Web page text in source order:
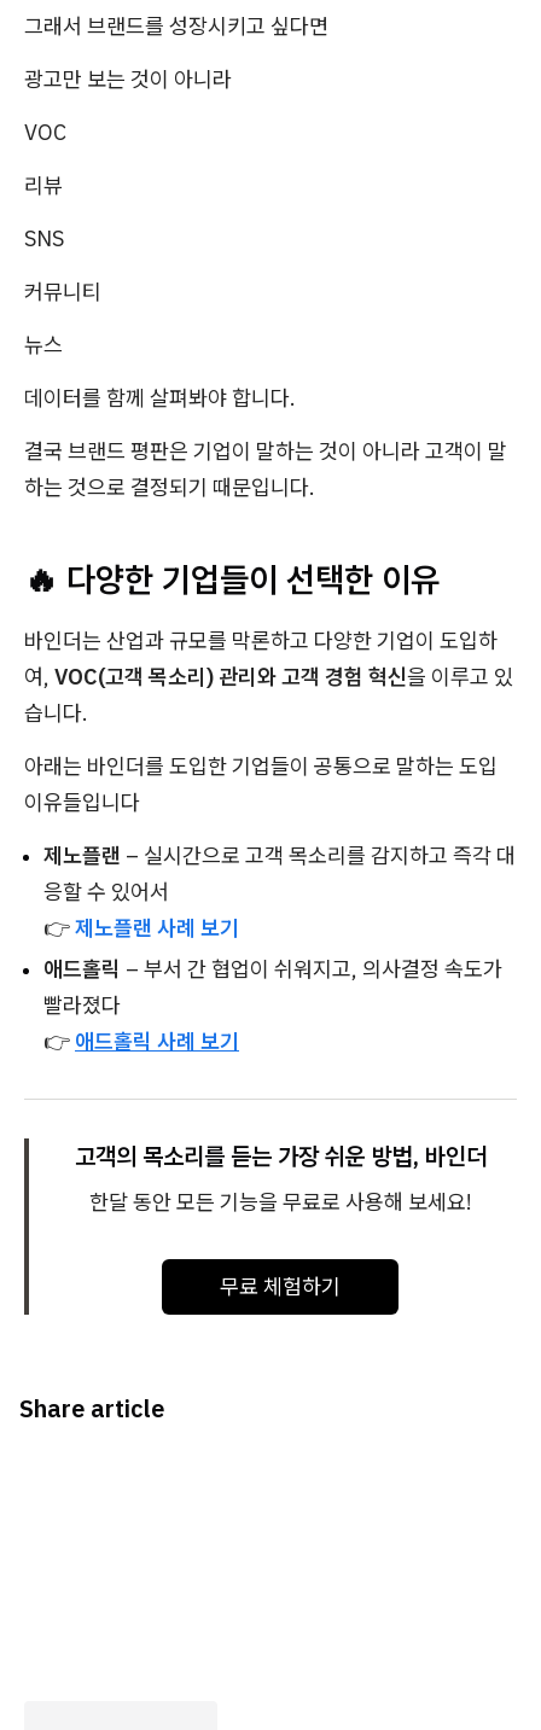
그래서 브랜드를 성장시키고 싶다면
광고만 보는 것이 아니라
VOC
리뷰
SNS
커뮤니티
뉴스
데이터를 함께 살펴봐야 합니다.
결국 브랜드 평판은 기업이 말하는 것이 아니라 고객이 말
하는 것으로 결정되기 때문입니다.
🔥 다양한 기업들이 선택한 이유
바인더는 산업과 규모를 막론하고 다양한 기업이 도입하
여, VOC(고객 목소리) 관리와 고객 경험 혁신을 이루고 있
습니다.
아래는 바인더를 도입한 기업들이 공통으로 말하는 도입
이유들입니다
제노플랜 – 실시간으로 고객 목소리를 감지하고 즉각 대
응할 수 있어서
👉제노플랜 사례 보기
애드홀릭 – 부서 간 협업이 쉬워지고, 의사결정 속도가
빨라졌다
👉 애드홀릭 사례 보기
고객의 목소리를 듣는 가장 쉬운 방법, 바인더
한달 동안 모든 기능을 무료로 사용해 보세요!
무료 체험하기
Share article